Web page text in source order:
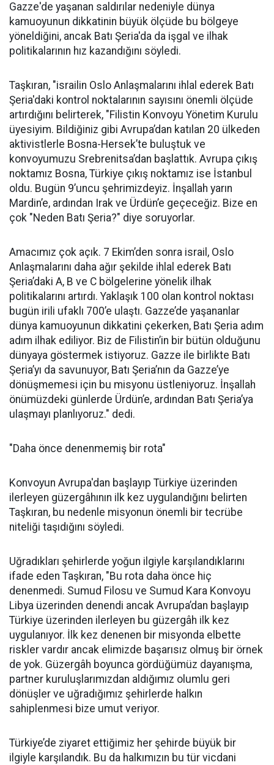
Gazze'de yaşanan saldırılar nedeniyle dünya
kamuoyunun dikkatinin büyük ölçüde bu bölgeye
yöneldiğini, ancak Batı Şeria'da da işgal ve ilhak
politikalarının hız kazandığını söyledi.
Taşkıran, "israilin Oslo Anlaşmalarını ihlal ederek Batı
Şeria'daki kontrol noktalarının sayısını önemli ölçüde
artırdığını belirterek, "Filistin Konvoyu Yönetim Kurulu
üyesiyim. Bildiğiniz gibi Avrupa’dan katılan 20 ülkeden
aktivistlerle Bosna-Hersek’te buluştuk ve
konvoyumuzu Srebrenitsa’dan başlattık. Avrupa çıkış
noktamız Bosna, Türkiye çıkış noktamız ise İstanbul
oldu. Bugün 9’uncu şehrimizdeyiz. İnşallah yarın
Mardin’e, ardından Irak ve Ürdün’e geçeceğiz. Bize en
çok "Neden Batı Şeria?" diye soruyorlar.
Amacımız çok açık. 7 Ekim’den sonra israil, Oslo
Anlaşmalarını daha ağır şekilde ihlal ederek Batı
Şeria’daki A, B ve C bölgelerine yönelik ilhak
politikalarını artırdı. Yaklaşık 100 olan kontrol noktası
bugün irili ufaklı 700’e ulaştı. Gazze’de yaşananlar
dünya kamuoyunun dikkatini çekerken, Batı Şeria adım
adım ilhak ediliyor. Biz de Filistin’in bir bütün olduğunu
dünyaya göstermek istiyoruz. Gazze ile birlikte Batı
Şeria’yı da savunuyor, Batı Şeria’nın da Gazze’ye
dönüşmemesi için bu misyonu üstleniyoruz. İnşallah
önümüzdeki günlerde Ürdün’e, ardından Batı Şeria’ya
ulaşmayı planlıyoruz." dedi.
"Daha önce denenmemiş bir rota"
Konvoyun Avrupa'dan başlayıp Türkiye üzerinden
ilerleyen güzergâhının ilk kez uygulandığını belirten
Taşkıran, bu nedenle misyonun önemli bir tecrübe
niteliği taşıdığını söyledi.
Uğradıkları şehirlerde yoğun ilgiyle karşılandıklarını
ifade eden Taşkıran, "Bu rota daha önce hiç
denenmedi. Sumud Filosu ve Sumud Kara Konvoyu
Libya üzerinden denendi ancak Avrupa’dan başlayıp
Türkiye üzerinden ilerleyen bu güzergâh ilk kez
uygulanıyor. İlk kez denenen bir misyonda elbette
riskler vardır ancak elimizde başarısız olmuş bir örnek
de yok. Güzergâh boyunca gördüğümüz dayanışma,
partner kuruluşlarımızdan aldığımız olumlu geri
dönüşler ve uğradığımız şehirlerde halkın
sahiplenmesi bize umut veriyor.
Türkiye’de ziyaret ettiğimiz her şehirde büyük bir
ilgiyle karşılandık. Bu da halkımızın bu tür vicdani